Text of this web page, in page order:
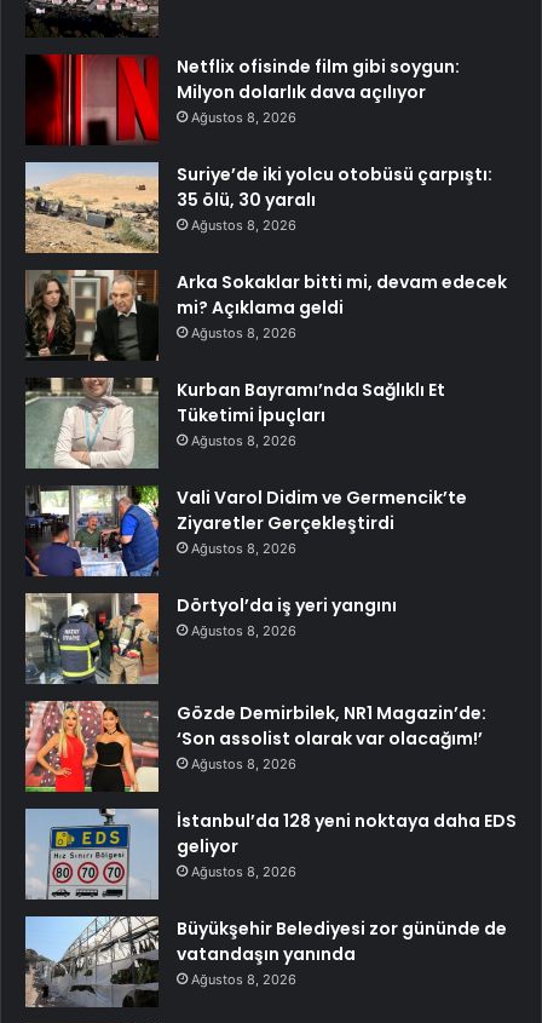
Netflix ofisinde film gibi soygun:
Milyon dolarlık dava açılıyor
Ağustos 8, 2026
Suriye’de iki yolcu otobüsü çarpıştı:
35 ölü, 30 yaralı
Ağustos 8, 2026
Arka Sokaklar bitti mi, devam edecek
mi? Açıklama geldi
Ağustos 8, 2026
Kurban Bayramı’nda Sağlıklı Et
Tüketimi İpuçları
Ağustos 8, 2026
Vali Varol Didim ve Germencik’te
Ziyaretler Gerçekleştirdi
Ağustos 8, 2026
Dörtyol’da iş yeri yangını
Ağustos 8, 2026
Gözde Demirbilek, NR1 Magazin’de:
‘Son assolist olarak var olacağım!’
Ağustos 8, 2026
İstanbul’da 128 yeni noktaya daha EDS
geliyor
Ağustos 8, 2026
Büyükşehir Belediyesi zor gününde de
vatandaşın yanında
Ağustos 8, 2026